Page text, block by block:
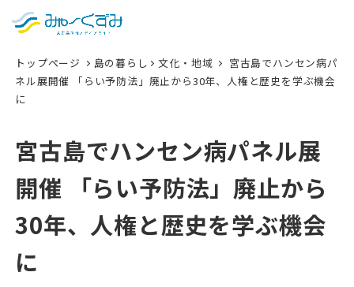
English
検索
トップページ 島の暮らし 文化・地域
宮古島でハンセン病パ
ネル展開催 「らい予防法」廃止から30年、人権と歴史を学ぶ機会
に
宮古島でハンセン病パネル展
開催 「らい予防法」廃止から
30年、人権と歴史を学ぶ機会
に